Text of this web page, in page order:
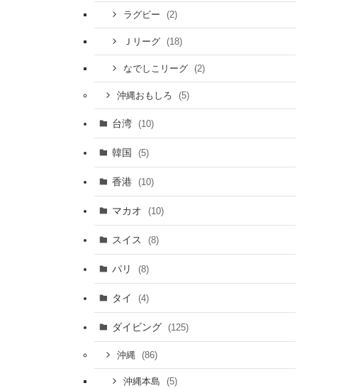
ラグビー (2)
Ｊリーグ (18)
なでしこリーグ (2)
沖縄おもしろ (5)
台湾 (10)
韓国 (5)
香港 (10)
マカオ (10)
スイス (8)
パリ (8)
タイ (4)
ダイビング (125)
沖縄 (86)
沖縄本島 (5)